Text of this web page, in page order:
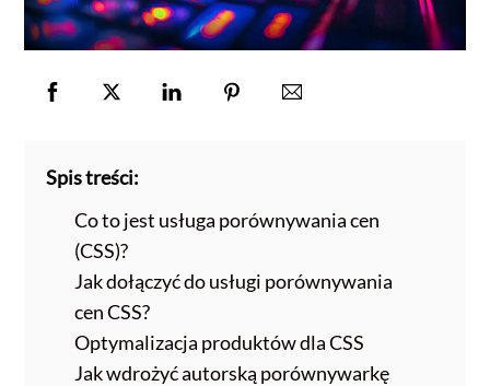
Spis treści:
Co to jest usługa porównywania cen
(CSS)?
Jak dołączyć do usługi porównywania
cen CSS?
Optymalizacja produktów dla CSS
Jak wdrożyć autorską porównywarkę